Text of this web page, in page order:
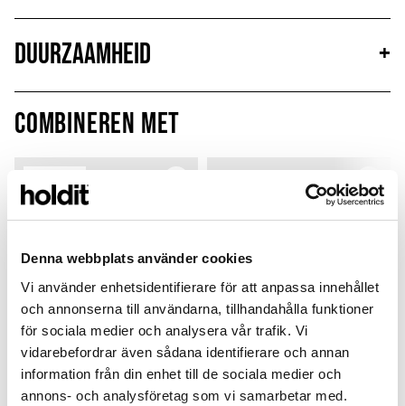
Denna webbplats använder cookies
Vi använder enhetsidentifierare för att anpassa innehållet
och annonserna till användarna, tillhandahålla funktioner
för sociala medier och analysera vår trafik. Vi
vidarebefordrar även sådana identifierare och annan
information från din enhet till de sociala medier och
annons- och analysföretag som vi samarbetar med.
Duurzaamheid
+
Combineren met